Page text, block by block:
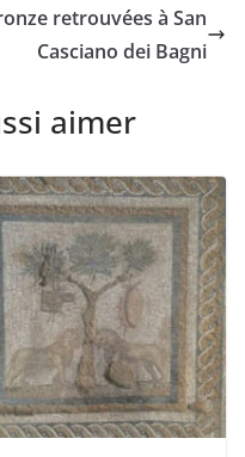
retrouvées à San
Casciano dei Bagni
aimer